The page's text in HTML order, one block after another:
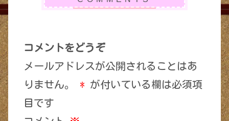
コメントをどうぞ
メールアドレスが公開されることはあ
りません。
* が付いている欄は必須項
目です